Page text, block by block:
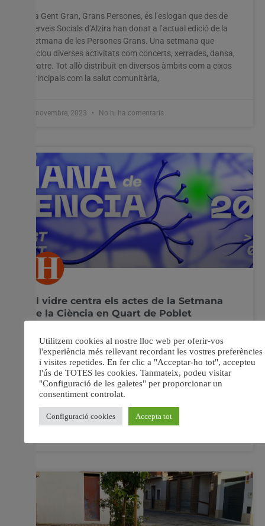
La Gent Gran, Grans Persones, és l’eslogan que des de
serveis Socials d’Alzira han donat a l’actual edició de la
Setmana de les Persones Grans. Una setmana que
inclou diverses activitats com concerts, xerrades, dansa,
teatre. Tot allò distribuït en diversos àmbits com a eixos
principals com la salut comunitària,
7 novembre, 2023 No hi ha comentaris
El vidre centra els actes de la Setmana
de la Ciència en Quart de Poblet
Quart de Poblet està commemorant la Setmana de la
Ciència. En la qual van a celebrar-se diferents actes i
activitats com ponències, tallers i exposicions com la
dedicada al present i futur del vidre. Aquesta exposició
que ha donat inici a la Setmana de la Ciència repassa
l'experiència més rellevant recordant les vostres preferències
i visites repetides. En fer clic a "Acceptar-ho tot", accepteu
l'ús de TOTES les cookies. Tanmateix, podeu visitar
"Configuració de les galetes" per proporcionar un
consentiment controlat.
Configuració cookies Accepta tot